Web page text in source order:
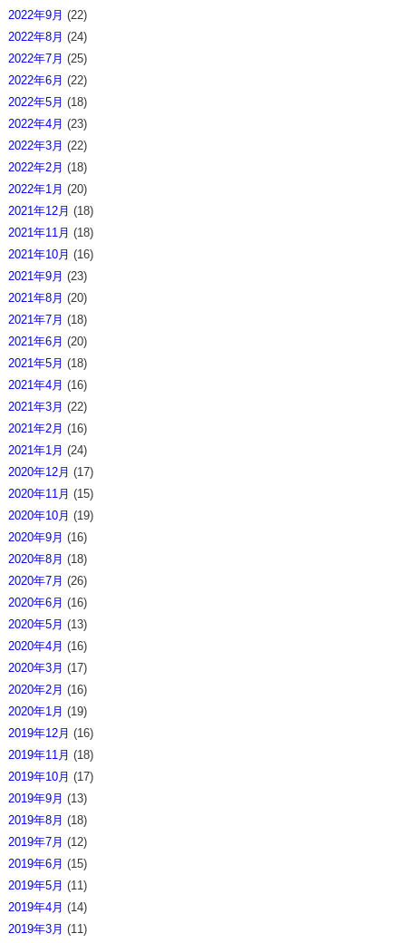
2022年9月 (22)
2022年8月 (24)
2022年7月 (25)
2022年6月 (22)
2022年5月 (18)
2022年4月 (23)
2022年3月 (22)
2022年2月 (18)
2022年1月 (20)
2021年12月 (18)
2021年11月 (18)
2021年10月 (16)
2021年9月 (23)
2021年8月 (20)
2021年7月 (18)
2021年6月 (20)
2021年5月 (18)
2021年4月 (16)
2021年3月 (22)
2021年2月 (16)
2021年1月 (24)
2020年12月 (17)
2020年11月 (15)
2020年10月 (19)
2020年9月 (16)
2020年8月 (18)
2020年7月 (26)
2020年6月 (16)
2020年5月 (13)
2020年4月 (16)
2020年3月 (17)
2020年2月 (16)
2020年1月 (19)
2019年12月 (16)
2019年11月 (18)
2019年10月 (17)
2019年9月 (13)
2019年8月 (18)
2019年7月 (12)
2019年6月 (15)
2019年5月 (11)
2019年4月 (14)
2019年3月 (11)